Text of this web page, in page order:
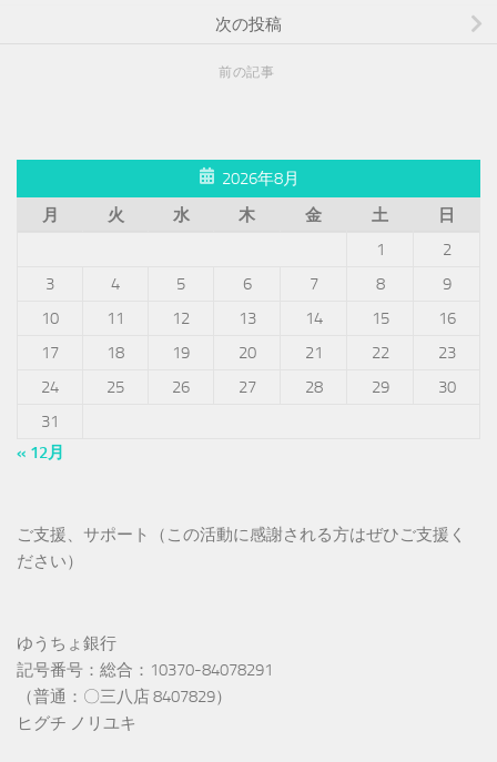
次の投稿
前の記事
2026年8月
月
火 水 木 金 土
日
1
2
3
4 5 6 7 8
9
10
11 12 13 14 15
16
17
18 19 20 21 22
23
24
25 26 27 28 29
30
31
« 12月
ご支援、サポート（この活動に感謝される方はぜひご支援く
ださい）
ゆうちょ銀行
記号番号：総合：10370-84078291
（普通：〇三八店 8407829）
ヒグチ ノリユキ